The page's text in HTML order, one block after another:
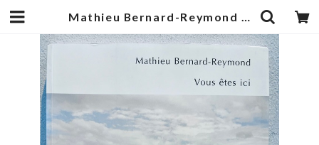
Mathieu Bernard-Reymond Vous etes ici | zbooks